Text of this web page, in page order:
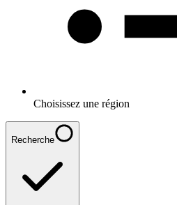
Choisissez une région
Recherche